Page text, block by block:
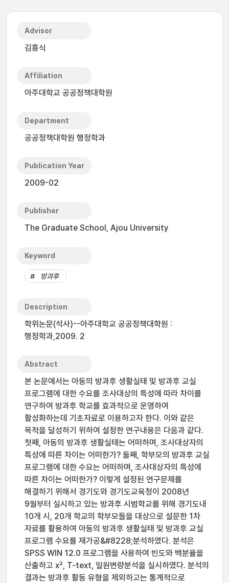
Advisor
김흥식
Affiliation
아주대학교 공공정책대학원
Department
공공정책대학원 행정학과
Publication Year
2009-02
Publisher
The Graduate School, Ajou University
Keyword
방과후
Description
학위논문(석사)--아주대학교 공공정책대학원 :
행정학과,2009. 2
Abstract
본 논문에서는 아동의 방과후 생활실태 및 방과후 교실
프로그램에 대한 수요를 조사대상의 특성에 따라 차이를
연구하여 방과후 학교를 효과적으로 운영하여
활성화하는데 기초자료로 이용하고자 한다. 이와 같은
목적을 달성하기 위하여 설정한 연구내용은 다음과 같다.
첫째, 아동의 방과후 생활실태는 어떠하며, 조사대상자의
특성에 따른 차이는 어떠한가? 둘째, 학부모의 방과후 교실
프로그램에 대한 수요는 어떠하며, 조사대상자의 특성에
따른 차이는 어떠한가? 이렇게 설정된 연구문제를
해결하기 위해서 경기도와 경기도교육청이 2008년
9월부터 실시하고 있는 방과후 시범학교를 위해 경기도내
10개 시, 20개 학교의 학부모들을 대상으로 설문한 1차
자료를 활용하여 아동의 방과후 생활실태 및 방과후 교실
프로그램 수요를 재가공&#8228;분석하였다. 분석은
SPSS WIN 12.0 프로그램을 사용하여 빈도와 백분율을
산출하고 x², T-text, 일원변량분석을 실시하였다. 분석의
결과는 방과후 활동 유형을 제외하고는 통계적으로